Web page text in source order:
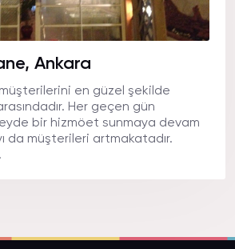
Ankara
en güzel şekilde
Her geçen gün
bir hizmöet sunmaya devam
da müşterileri artmakatadır.